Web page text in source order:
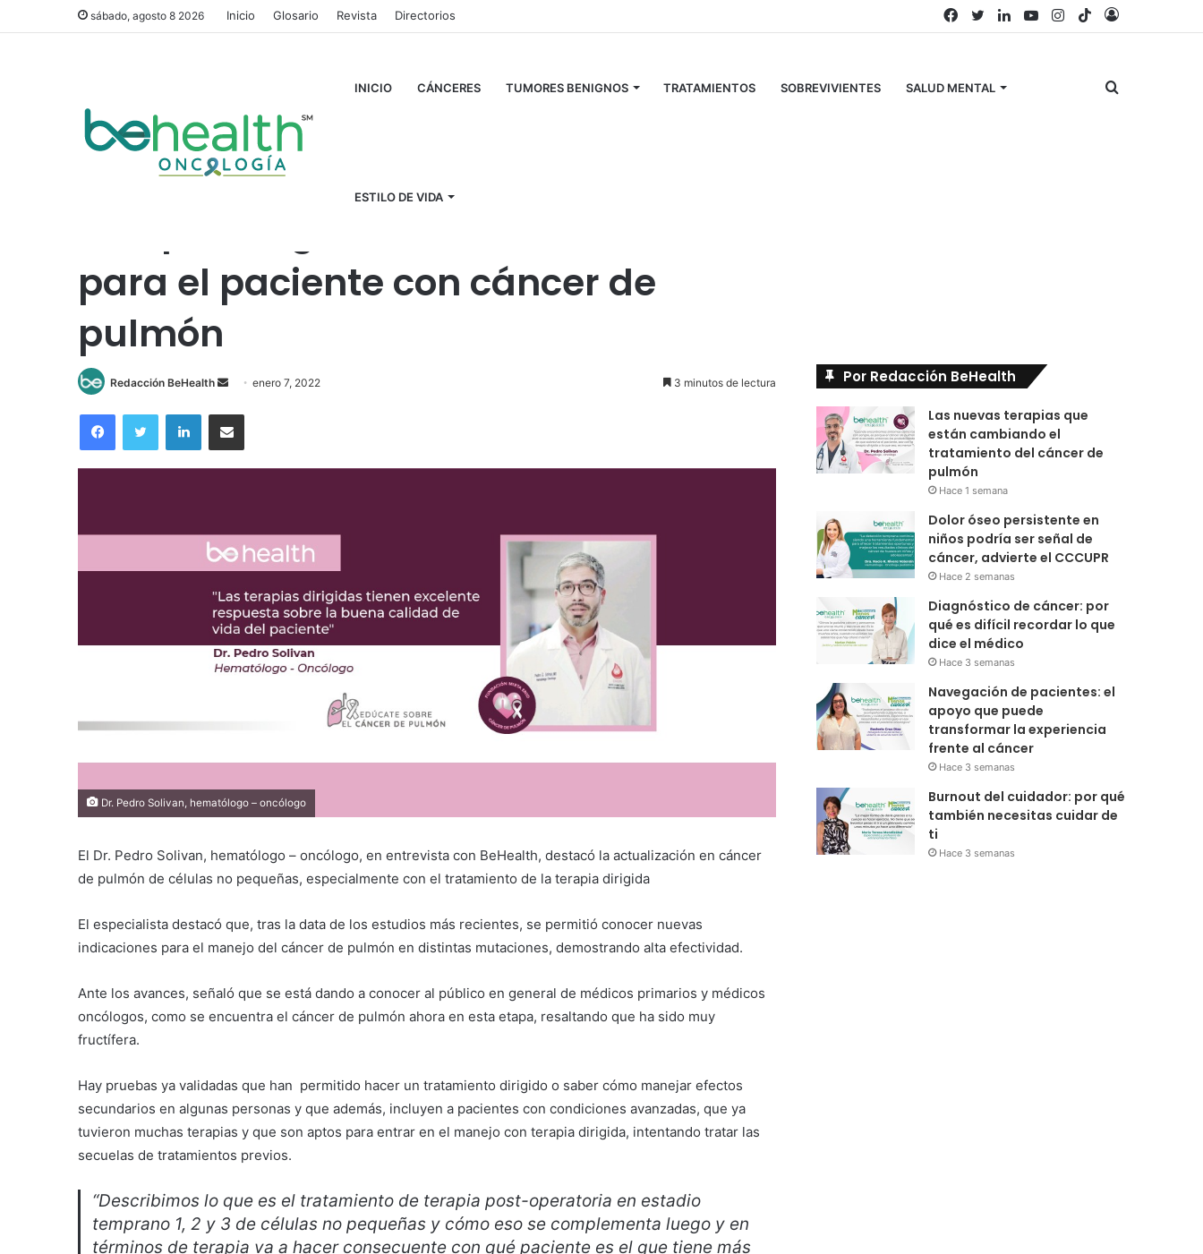
sábado, agosto 8 2026 Inicio Glosario Revista Directorios Acceso
TikTok
Instagram
YouTube
LinkedIn
Twitter
Facebook
INICIO CÁNCERES TUMORES BENIGNOS TRATAMIENTOS SOBREVIVIENTES SALUD MENTAL
ESTILO DE VIDA
Buscar
Cáncer/Terapia dirigida, menor toxicidad para el paciente con cáncer de pulmón
para el paciente con cáncer de
pulmón
Redacción BeHealth
Send
email
enero 7, 2022 3 minutos de lectura
FacebookTwitter LinkedInCompartir por correo electrónico
Dr. Pedro Solivan, hematólogo – oncólogo
El Dr. Pedro Solivan, hematólogo – oncólogo, en entrevista con BeHealth, destacó la actualización en cáncer
de pulmón de células no pequeñas, especialmente con el tratamiento de la terapia dirigida
El especialista destacó que, tras la data de los estudios más recientes, se permitió conocer nuevas
indicaciones para el manejo del cáncer de pulmón en distintas mutaciones, demostrando alta efectividad.
Ante los avances, señaló que se está dando a conocer al público en general de médicos primarios y médicos
oncólogos, como se encuentra el cáncer de pulmón ahora en esta etapa, resaltando que ha sido muy
fructífera.
Hay pruebas ya validadas que han permitido hacer un tratamiento dirigido o saber cómo manejar efectos
secundarios en algunas personas y que además, incluyen a pacientes con condiciones avanzadas, que ya
tuvieron muchas terapias y que son aptos para entrar en el manejo con terapia dirigida, intentando tratar las
secuelas de tratamientos previos.
“Describimos lo que es el tratamiento de terapia post-operatoria en estadio
temprano 1, 2 y 3 de células no pequeñas y cómo eso se complementa luego y en
términos de terapia va a hacer consecuente con qué paciente es el que tiene más
Por Redacción BeHealth
Las nuevas terapias que
están cambiando el
tratamiento del cáncer de
pulmón
Hace 1 semana
Dolor óseo persistente en
niños podría ser señal de
cáncer, advierte el CCCUPR
Hace 2 semanas
Diagnóstico de cáncer: por
qué es difícil recordar lo que
dice el médico
Hace 3 semanas
Navegación de pacientes: el
apoyo que puede
transformar la experiencia
frente al cáncer
Hace 3 semanas
Burnout del cuidador: por qué
también necesitas cuidar de
ti
Hace 3 semanas